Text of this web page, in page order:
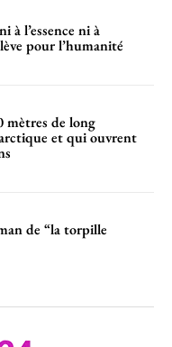
à l’essence ni à
pour l’humanité
mètres de long
et qui ouvrent
de “la torpille